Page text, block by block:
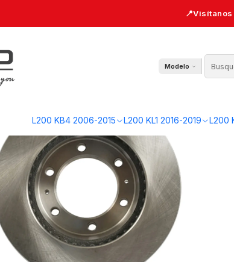
Modelo
L200 KB4 2006-2015 L200 KL1 2016-2019 L200
Jgo (par). Discos de freno 319mm Toyota